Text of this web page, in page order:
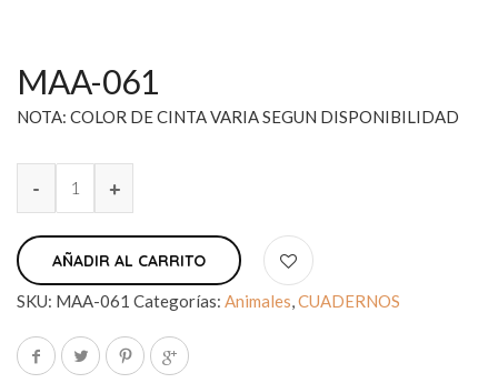
MAA-061
NOTA: COLOR DE CINTA VARIA SEGUN DISPONIBILIDAD
AÑADIR AL CARRITO
SKU: MAA-061 Categorías: Animales,CUADERNOS